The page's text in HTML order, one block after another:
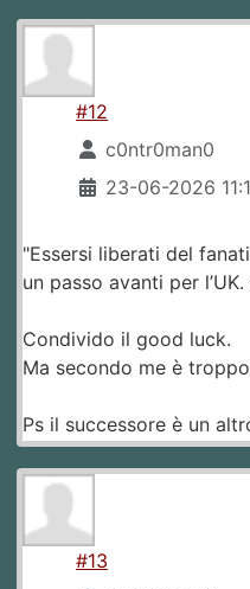
#12
c0ntr0man0
23-06-2026
"Essersi liberati del
un passo avanti per
Condivido il good luck.
Ma secondo me è
Ps il successore è un
#13